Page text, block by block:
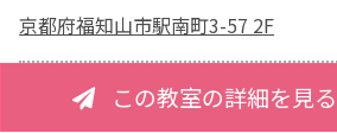
京都府福知山市駅南町3-57 2F
この教室の詳細を見る